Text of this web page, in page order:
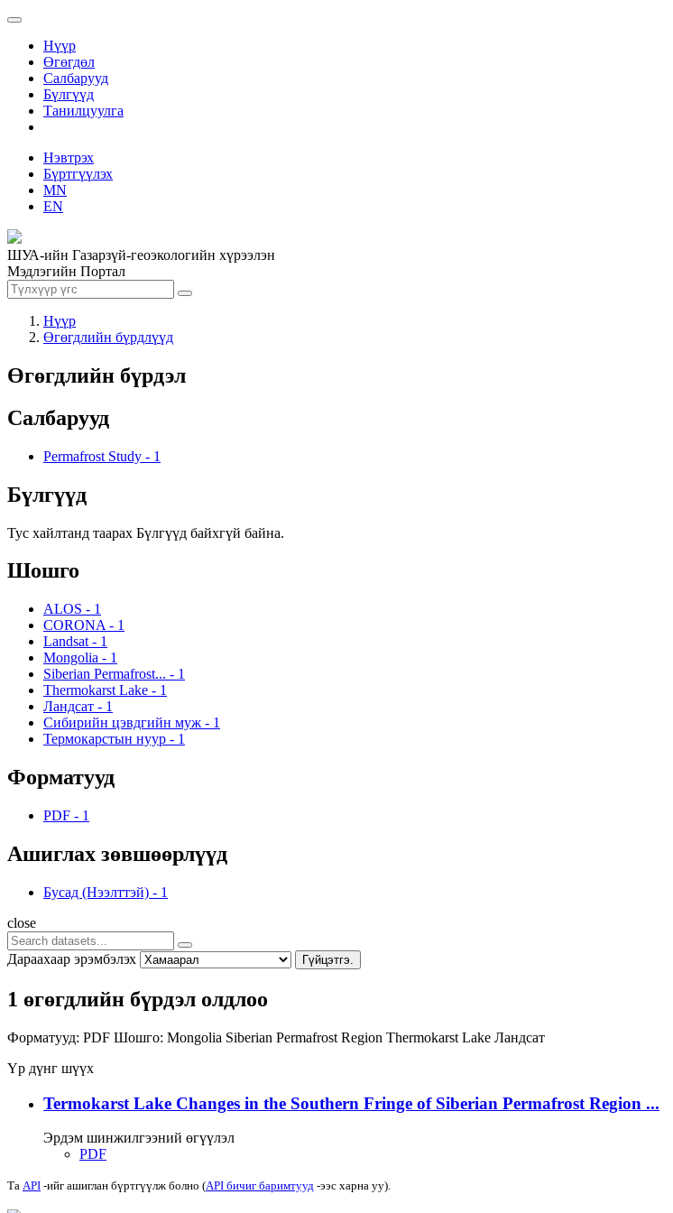
Нүүр
Өгөгдөл
Салбарууд
Бүлгүүд
Танилцуулга
Нэвтрэх
Бүртгүүлэх
MN
EN
ШУА-ийн Газарзүй-геоэкологийн хүрээлэн
Мэдлэгийн Портал
Нүүр
Өгөгдлийн бүрдлүүд
Өгөгдлийн бүрдэл
Салбарууд
Permafrost Study - 1
Бүлгүүд
Тус хайлтанд таарах Бүлгүүд байхгүй байна.
Шошго
ALOS - 1
CORONA - 1
Landsat - 1
Mongolia - 1
Siberian Permafrost... - 1
Thermokarst Lake - 1
Ландсат - 1
Сибирийн цэвдгийн муж - 1
Термокарстын нуур - 1
Форматууд
PDF - 1
Ашиглах зөвшөөрлүүд
Бусад (Нээлттэй) - 1
close
Дараахаар эрэмбэлэх Гүйцэтгэ.
1 өгөгдлийн бүрдэл олдлоо
Форматууд: PDF Шошго: Mongolia Siberian Permafrost Region Thermokarst Lake Ландсат
Үр дүнг шүүх
Termokarst Lake Changes in the Southern Fringe of Siberian Permafrost Region ...
Эрдэм шинжилгээний өгүүлэл
PDF
Та API -ийг ашиглан бүртгүүлж болно (API бичиг баримтууд -ээс харна уу).